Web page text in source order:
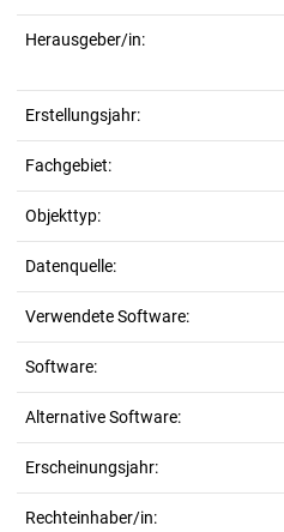
Herausgeber/in:
Erstellungsjahr:
Fachgebiet:
Objekttyp:
Datenquelle:
Verwendete Software:
Software:
Alternative Software:
Erscheinungsjahr:
Rechteinhaber/in: